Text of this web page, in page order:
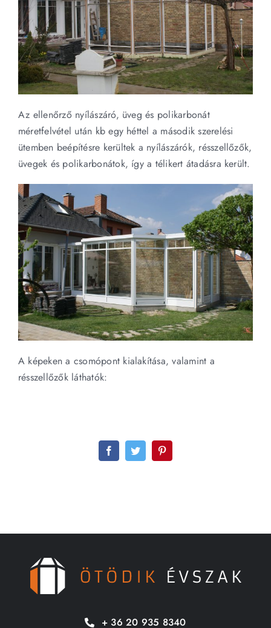
Az ellenőrző nyílászáró, üveg és polikarbonát
méretfelvétel után kb egy héttel a második szerelési
ütemben beépítésre kerültek a nyílászárók, résszellőzők,
üvegek és polikarbonátok, így a télikert átadásra került.
A képeken a csomópont kialakítása, valamint a
résszellőzők láthatók:
FacebookTwitterPinterest
+ 36 20 935 8340